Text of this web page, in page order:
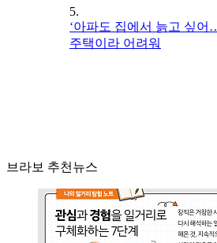
5.
‘아파도 집에서 늙고 싶어
주택이라 어려워
브라보 추천뉴스